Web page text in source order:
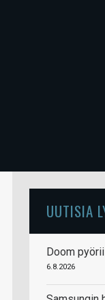
UUTISIA
Doom
6.8.2026